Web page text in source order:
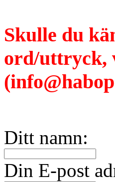
Skulle du
ord/uttryck,
Ditt namn:
Din E-post